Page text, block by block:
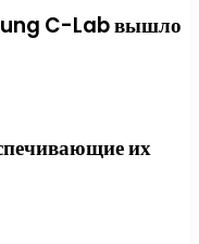
C-Lab вышло
их